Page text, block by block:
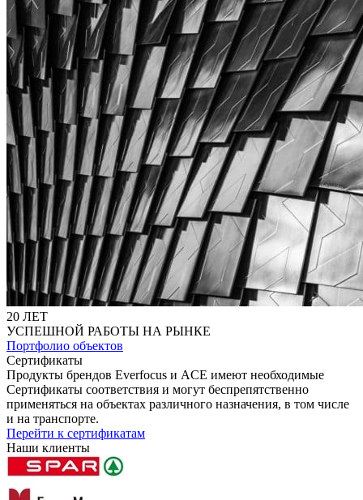
20 ЛЕТ
УСПЕШНОЙ РАБОТЫ НА РЫНКЕ
Портфолио объектов
Сертификаты
Продукты брендов Everfocus и ACE имеют необходимые
Сертификаты соответствия и могут беспрепятственно
применяться на объектах различного назначения, в том числе
и на транспорте.
Перейти к сертификатам
Наши клиенты